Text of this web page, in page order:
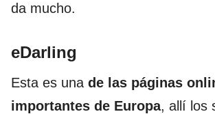
da mucho.
eDarling
Esta es una de las páginas
importantes de Europa, allí los